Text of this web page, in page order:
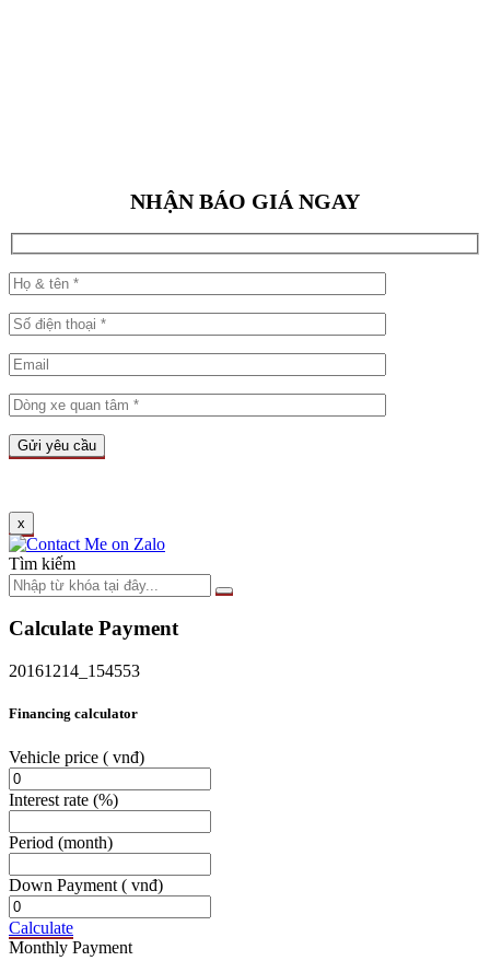
NHẬN BÁO GIÁ NGAY
x
Tìm kiếm
Calculate Payment
20161214_154553
Financing calculator
Vehicle price ( vnđ)
Interest rate (%)
Period (month)
Down Payment ( vnđ)
Calculate
Monthly Payment